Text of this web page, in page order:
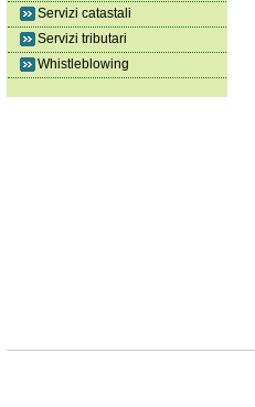
Servizi catastali
Servizi tributari
Whistleblowing